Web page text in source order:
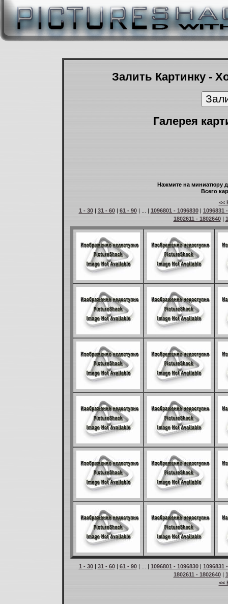
Залить Картинку -
Галерея
Нажмите на миниатюру
Всего
<<
1 - 30| 31 - 60| 61 - 90| ... | 1096801 - 1096830| 1096831
1802611 - 1802640|
1 - 30| 31 - 60| 61 - 90| ... | 1096801 - 1096830| 1096831
1802611 - 1802640|
<<